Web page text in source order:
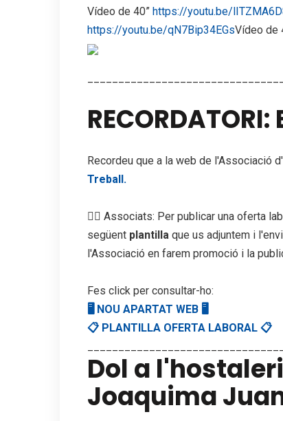
Vídeo de 40” https://youtu.be/
https://youtu.be/qN7Bip34EGsVídeo de
Recordeu que a la web de l'Associació
Treball.
👉🏻 Associats: Per publicar una oferta
següent plantilla que us adjuntem i
l'Associació en farem promoció i la
Fes click per consultar-ho:
🖥 NOU APARTAT WEB 🖥
📋 PLANTILLA OFERTA LABORAL 📋
Dol a
Joaquima